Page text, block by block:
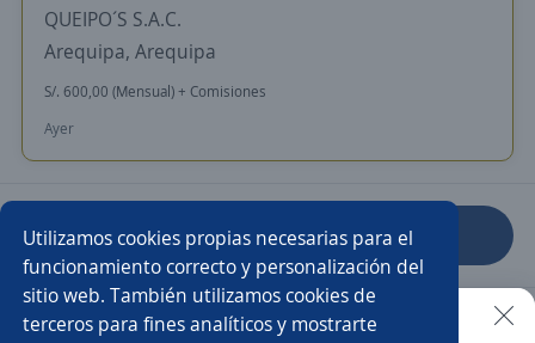
QUEIPO´S S.A.C.
Arequipa, Arequipa
S/. 600,00 (Mensual) + Comisiones
Ayer
Anterior Siguiente
Nuevas ofertas de empleo
Avísame
Utilizamos cookies propias necesarias para el
funcionamiento correcto y personalización del
sitio web. También utilizamos cookies de
terceros para fines analíticos y mostrarte